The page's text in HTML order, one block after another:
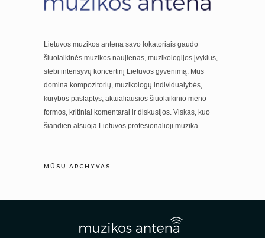
Lietuvos muzikos antena savo lokatoriais gaudo
šiuolaikinės muzikos naujienas, muzikologijos įvykius,
stebi intensyvų koncertinį Lietuvos gyvenimą. Mus
domina kompozitorių, muzikologų individualybės,
kūrybos paslaptys, aktualiausios šiuolaikinio meno
formos, kritiniai komentarai ir diskusijos. Viskas, kuo
šiandien alsuoja Lietuvos profesionalioji muzika.
MŪSŲ ARCHYVAS